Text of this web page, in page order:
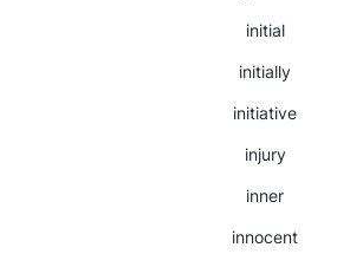
initial
initially
initiative
injury
inner
innocent